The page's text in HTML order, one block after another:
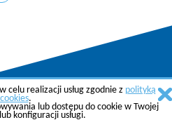
© 2015 AGREMA Poland Sp. z o.o.
Created bySkyGroup Sp. z o.o.
celu realizacji usług zgodnie z polityką
cookies.
lub dostępu do cookie w Twojej
konfiguracji usługi.